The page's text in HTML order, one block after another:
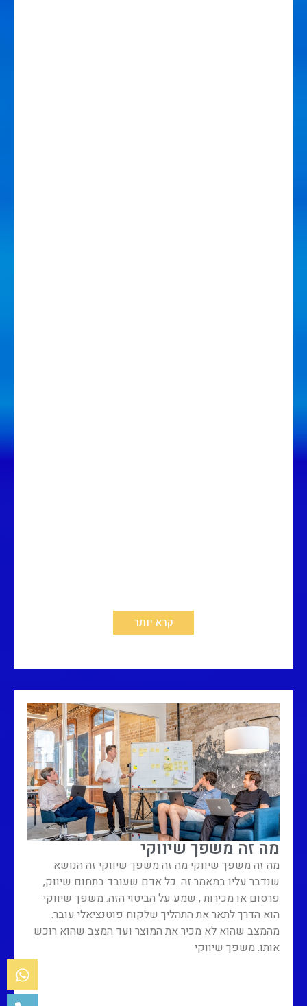
קרא יותר
מה זה משפך שיווקי
מה זה משפך שיווקי מה זה משפך שיווקי זה הנושא
שנדבר עליו במאמר זה. כל אדם שעובד בתחום שיווק,
פרסום או מכירות , שמע על הביטוי הזה. משפך שיווקי
הוא הדרך לתאר את התהליך שלקוח פוטנציאלי עובר.
מהמצב שהוא לא מכיר את המוצר ועד המצב שהוא רוכש
אותו. משפך שיווקי